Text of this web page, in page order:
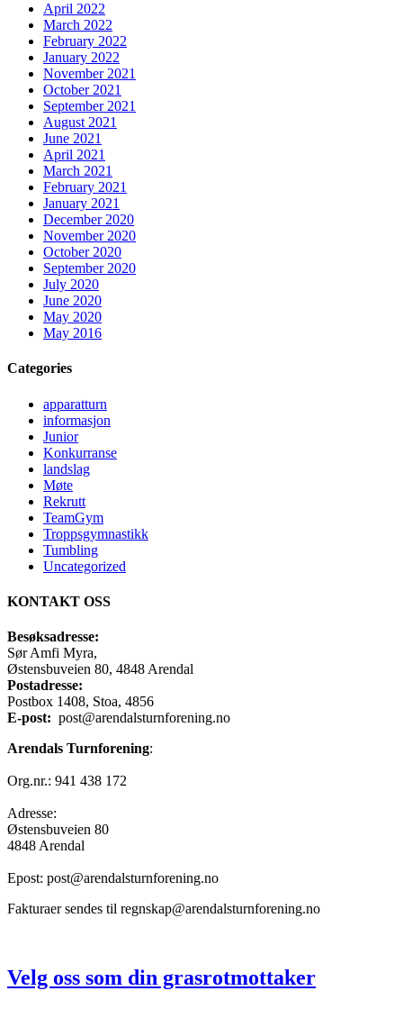
April 2022
March 2022
February 2022
January 2022
November 2021
October 2021
September 2021
August 2021
June 2021
April 2021
March 2021
February 2021
January 2021
December 2020
November 2020
October 2020
September 2020
July 2020
June 2020
May 2020
May 2016
Categories
apparatturn
informasjon
Junior
Konkurranse
landslag
Møte
Rekrutt
TeamGym
Troppsgymnastikk
Tumbling
Uncategorized
KONTAKT OSS
Besøksadresse:
Sør Amfi Myra,
Østensbuveien 80, 4848 Arendal
Postadresse:
Postbox 1408, Stoa, 4856
E-post: post@arendalsturnforening.no
Arendals Turnforening:
Org.nr.: 941 438 172
Adresse:
Østensbuveien 80
4848 Arendal
Epost: post@arendalsturnforening.no
Fakturaer sendes til regnskap@arendalsturnforening.no
Velg oss som din grasrotmottaker